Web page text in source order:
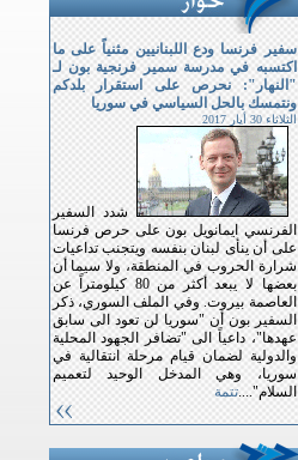
سفير فرنسا ودع اللبنانيين مثنياً على ما
اكتسبه في مدرسة سمير فرنجية بون لـ
"النهار": نحرص على استقرار بلدكم
ونتمسك بالحل السياسي في سوريا
الثلاثاء 30 أيار 2017
شدد السفير
الفرنسي ايمانويل بون على حرص فرنسا
على أن ينأى لبنان بنفسه ويتجنب تداعيات
شرارة الحروب في المنطقة، ولا سيما أن
بعضها لا يبعد أكثر من 80 كيلومتراً عن
العاصمة بيروت. وفي الملف السوري، ذكر
السفير بون أن "سوريا لن تعود الى سابق
عهدها"، داعياً الى "تضافر الجهود المحلية
والدولية لضمان قيام مرحلة انتقالية في
سوريا، وهي المدخل الوحيد لتعميم
السلام"....تتمة